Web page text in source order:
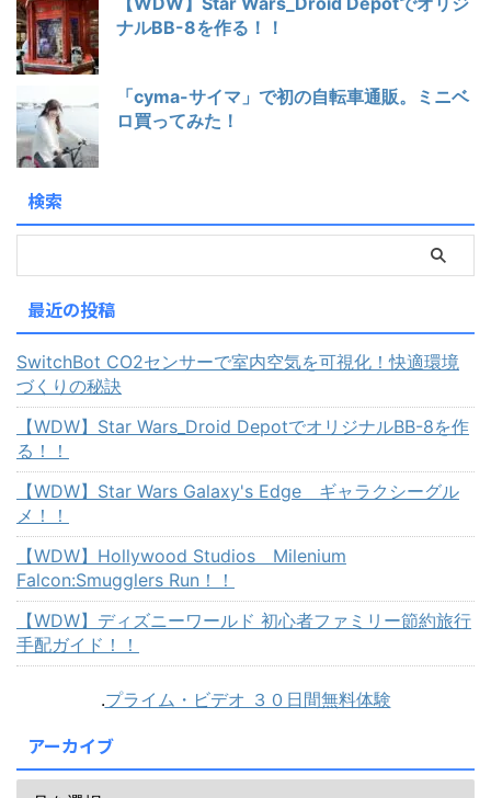
ナルBB-8を作る！！
「cyma-サイマ」で初の自転車通販。ミニベ
ロ買ってみた！
検索
最近の投稿
SwitchBot CO2センサーで室内空気を可視化！快適環境
づくりの秘訣
【WDW】Star Wars_Droid DepotでオリジナルBB-8を作
る！！
【WDW】Star Wars Galaxy's Edge ギャラクシーグル
メ！！
【WDW】Hollywood Studios Milenium
Falcon:Smugglers Run！！
【WDW】ディズニーワールド 初心者ファミリー節約旅行
手配ガイド！！
.プライム・ビデオ ３０日間無料体験
アーカイブ